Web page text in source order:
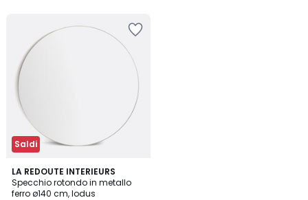
Saldi
LA REDOUTE INTERIEURS
Specchio rotondo in metallo
ferro ø140 cm, Iodus
4,5
/ 5